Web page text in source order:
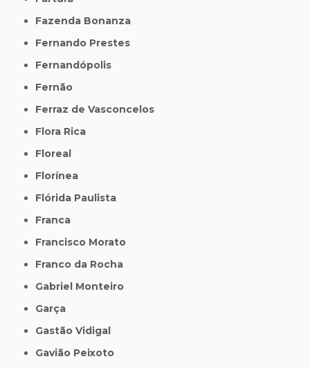
Fazenda Bonanza
Fernando Prestes
Fernandópolis
Fernão
Ferraz de Vasconcelos
Flora Rica
Floreal
Florínea
Flórida Paulista
Franca
Francisco Morato
Franco da Rocha
Gabriel Monteiro
Garça
Gastão Vidigal
Gavião Peixoto